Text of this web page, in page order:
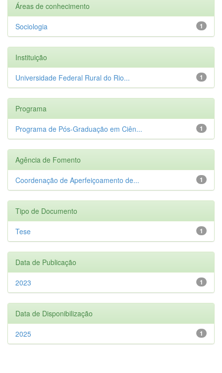
Áreas de conhecimento
1
Sociologia
Instituição
1
Universidade Federal Rural do Rio...
Programa
1
Programa de Pós-Graduação em Ciên...
Agência de Fomento
1
Coordenação de Aperfeiçoamento de...
Tipo de Documento
1
Tese
Data de Publicação
1
2023
Data de Disponibilização
1
2025